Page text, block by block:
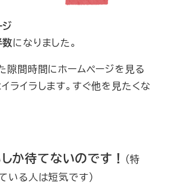
数になりました。
隙間時間にホームページを見る
ライラします。すぐ他を見たくな
か待てないのです！ （特
いる人は短気です）